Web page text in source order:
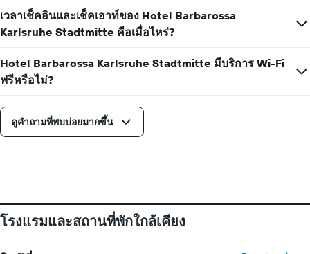
แผนภูมิ
มี
แกน
X
1
แกน
แสดง
วัน
สัปดาห์
แผนภูมิ
แกน
แแส
เวลาเช็คอินและเช็คเอาท์ของ Hotel Barbarossa
Karlsruhe Stadtmitte คือเมื่อไหร่?
Hotel Barbarossa Karlsruhe Stadtmitte มีบริการ Wi-Fi
ฟรีหรือไม่?
ดูคำถามที่พบบ่อยมากขึ้น
โรงแรมและสถานที่พักใกล้เคียง